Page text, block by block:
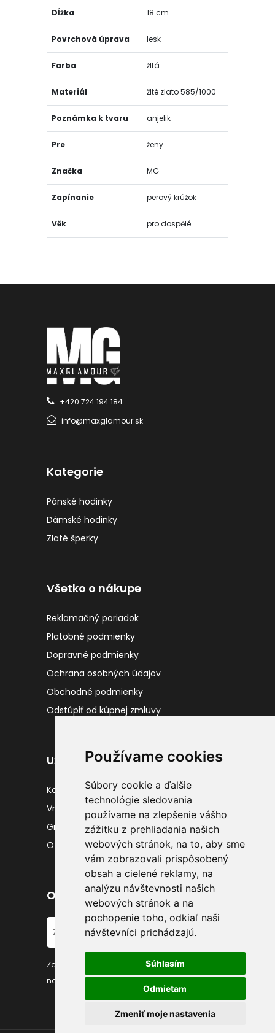
Používame cookies
Súbory cookie a ďalšie
technológie sledovania
používame na zlepšenie vášho
zážitku z prehliadania našich
webových stránok, na to, aby sme
vám zobrazovali prispôsobený
obsah a cielené reklamy, na
analýzu návštevnosti našich
webových stránok a na
pochopenie toho, odkiaľ naši
návštevníci prichádzajú.
Súhlasím
Odmietam
Zmeniť moje nastavenia
Dĺžka 18 cm
Povrchová úprava lesk
Farba žltá
Materiál žlté zlato 585/1000
Poznámka k tvaru anjelik
Pre ženy
Značka MG
Zapínanie perový krúžok
Věk pro dospělé
+420 724 194 184
info@maxglamour.sk
Kategorie
Pánské hodinky
Dámské hodinky
Zlaté šperky
Všetko o nákupe
Reklamačný poriadok
Platobné podmienky
Dopravné podmienky
Ochrana osobných údajov
Obchodné podmienky
Odstúpiť od kúpnej zmluvy
Užitočné odkazy
Kontakty
Vrátenie tovaru
Gravírovanie
O nás
Odber noviniek
Zadajte váš email a prihláste sa k odberu
noviniek